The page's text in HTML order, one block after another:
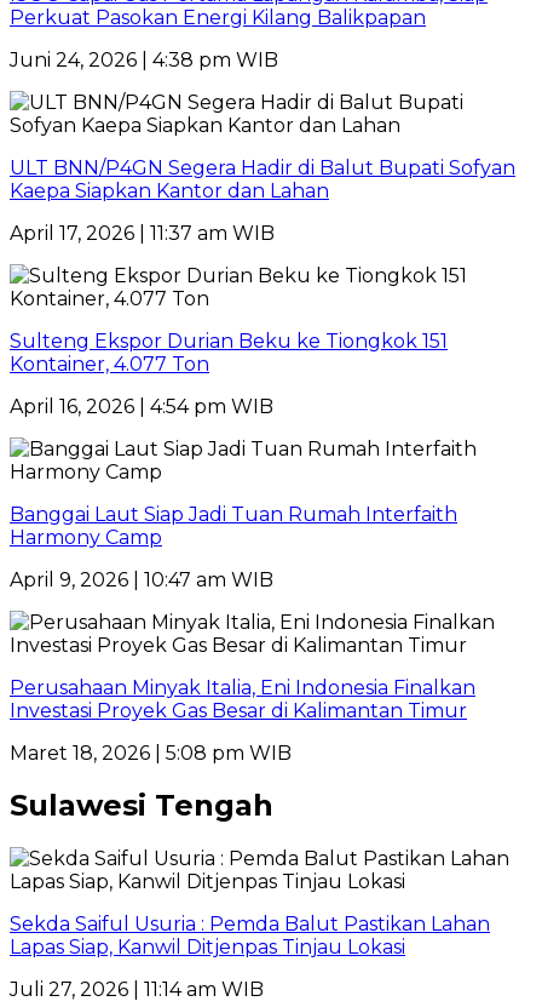
Perkuat Pasokan Energi Kilang Balikpapan
Juni 24, 2026 | 4:38 pm WIB
ULT BNN/P4GN Segera Hadir di Balut Bupati Sofyan
Kaepa Siapkan Kantor dan Lahan
April 17, 2026 | 11:37 am WIB
Sulteng Ekspor Durian Beku ke Tiongkok 151
Kontainer, 4.077 Ton
April 16, 2026 | 4:54 pm WIB
Banggai Laut Siap Jadi Tuan Rumah Interfaith
Harmony Camp
April 9, 2026 | 10:47 am WIB
Perusahaan Minyak Italia, Eni Indonesia Finalkan
Investasi Proyek Gas Besar di Kalimantan Timur
Maret 18, 2026 | 5:08 pm WIB
Sulawesi Tengah
Sekda Saiful Usuria : Pemda Balut Pastikan Lahan
Lapas Siap, Kanwil Ditjenpas Tinjau Lokasi
Juli 27, 2026 | 11:14 am WIB